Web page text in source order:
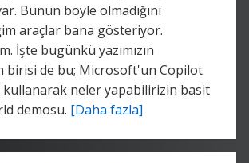
Bunun böyle olmadığını
araçlar bana gösteriyor.
İşte bugünkü yazımızın
birisi de bu; Microsoft'un Copilot
kullanarak neler yapabilirizin basit
demosu. [Daha fazla]